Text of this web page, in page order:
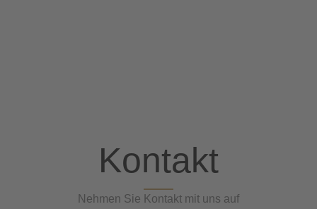
Kontakt
Nehmen Sie Kontakt mit uns auf